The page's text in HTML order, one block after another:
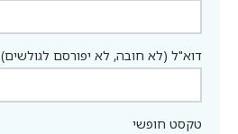
דוא"ל (לא חובה, לא יפורסם לגולשים)
טקסט חופשי